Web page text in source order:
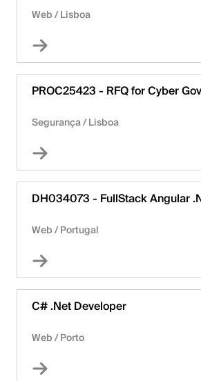
Web /Lisboa
PROC25423 - RFQ for Cyber
Segurança/Lisboa
DH034073 - FullStack Angular
Web /Portugal
C# .Net Developer
Web /Porto